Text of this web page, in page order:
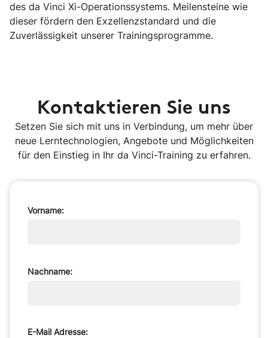
des da Vinci Xi-Operationssystems. Meilensteine wie
dieser fördern den Exzellenzstandard und die
Zuverlässigkeit unserer Trainingsprogramme.
Kontaktieren Sie uns
Setzen Sie sich mit uns in Verbindung, um mehr über
neue Lerntechnologien, Angebote und Möglichkeiten
für den Einstieg in Ihr da Vinci-Training zu erfahren.
Vorname:
Nachname:
E-Mail Adresse: